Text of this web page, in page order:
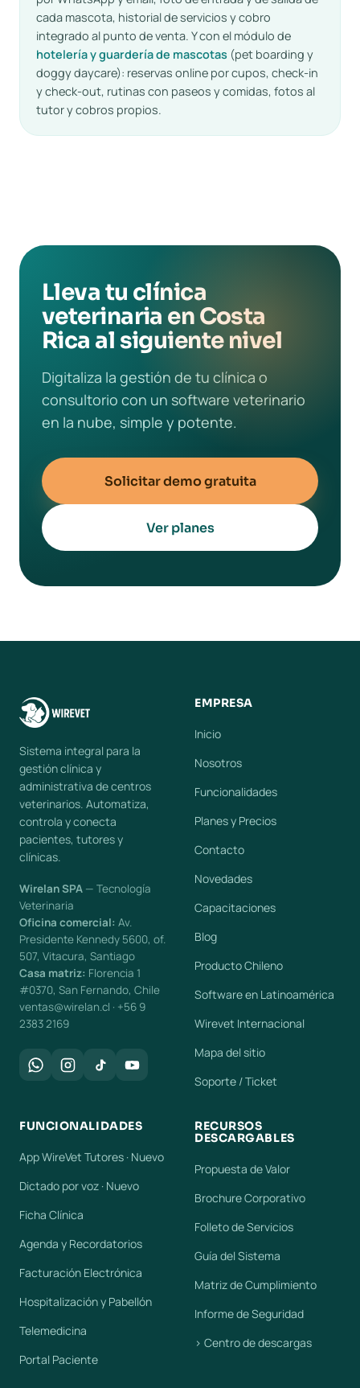
cada mascota, historial de servicios y cobro
integrado al punto de venta. Y con el módulo de
hotelería y guardería de mascotas (pet boarding y
doggy daycare): reservas online por cupos, check-in
y check-out, rutinas con paseos y comidas, fotos al
tutor y cobros propios.
Lleva tu clínica
veterinaria en Costa
Rica al siguiente nivel
Digitaliza la gestión de tu clínica o
consultorio con un software veterinario
en la nube, simple y potente.
Solicitar demo gratuita
Ver planes
Sistema integral para la
gestión clínica y
administrativa de centros
veterinarios. Automatiza,
controla y conecta
pacientes, tutores y
clínicas.
Wirelan SPA — Tecnología
Veterinaria
Oficina comercial: Av.
Presidente Kennedy 5600, of.
507, Vitacura, Santiago
Casa matriz: Florencia 1
#0370, San Fernando, Chile
ventas@wirelan.cl · +56 9
2383 2169
EMPRESA
Inicio
Nosotros
Funcionalidades
Planes y Precios
Contacto
Novedades
Capacitaciones
Blog
Producto Chileno
Software en Latinoamérica
Wirevet Internacional
Mapa del sitio
Soporte / Ticket
FUNCIONALIDADES
App WireVet Tutores · Nuevo
Dictado por voz · Nuevo
Ficha Clínica
Agenda y Recordatorios
Facturación Electrónica
Hospitalización y Pabellón
Telemedicina
Portal Paciente
RECURSOS
DESCARGABLES
Propuesta de Valor
Brochure Corporativo
Folleto de Servicios
Guía del Sistema
Matriz de Cumplimiento
Informe de Seguridad
› Centro de descargas